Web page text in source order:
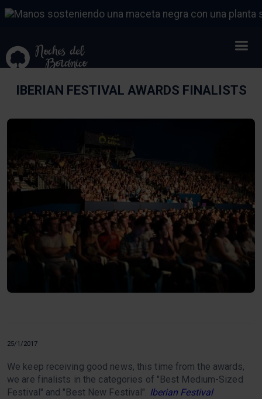
IBERIAN FESTIVAL AWARDS FINALISTS
25/1/2017
We keep receiving good news, this time from the awards,
we are finalists in the categories of "Best Medium-Sized
Festival" and "Best New Festival". Iberian Festival